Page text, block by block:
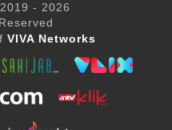
- 2026
VIVA Networks